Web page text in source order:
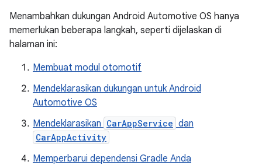
Menambahkan dukungan Android Automotive OS hanya
memerlukan beberapa langkah, seperti dijelaskan di
halaman ini:
Membuat modul otomotif
Mendeklarasikan dukungan untuk Android
Automotive OS
Mendeklarasikan CarAppService dan
CarAppActivity
Memperbarui dependensi Gradle Anda